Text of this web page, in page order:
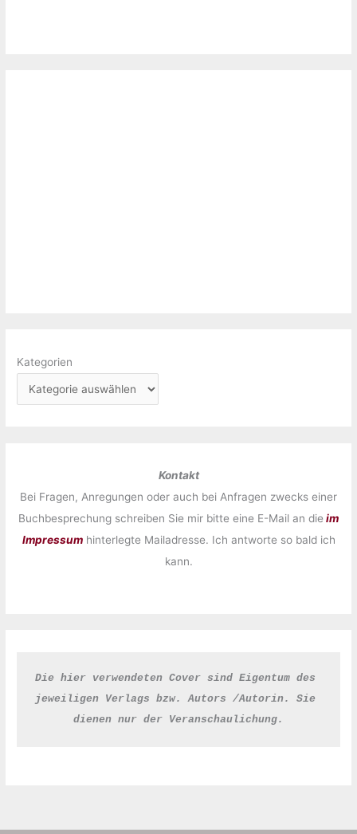
Kategorien
Kontakt
Bei Fragen, Anregungen oder auch bei Anfragen zwecks einer
Buchbesprechung schreiben Sie mir bitte eine E-Mail an die im
Impressumhinterlegte Mailadresse. Ich antworte so bald ich
kann.
Die hier verwendeten Cover sind Eigentum des
jeweiligen Verlags bzw. Autors /Autorin. Sie
dienen nur der Veranschaulichung.